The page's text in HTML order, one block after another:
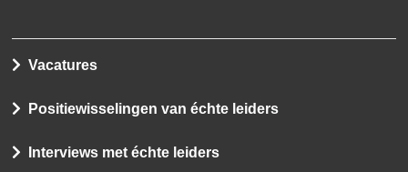
Vacatures
Positiewisselingen van échte leiders
Interviews met échte leiders